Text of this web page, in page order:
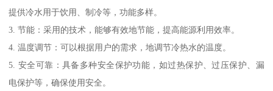
提供冷水用于饮用、制冷等，功能多样。
3. 节能：采用的技术，能够有效地节能，提高能源利用效率。
4. 温度调节：可以根据用户的需求，地调节冷热水的温度。
5. 安全可靠：具备多种安全保护功能，如过热保护、过压保护、漏
电保护等，确保使用安全。